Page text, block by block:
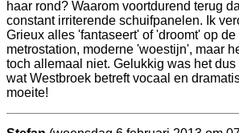
haar rond? Waarom voortdurend terug
constant irriterende schuifpanelen. Ik
Grieux alles 'fantaseert' of 'droomt' op
metrostation, moderne 'woestijn', maar
toch allemaal niet. Gelukkig was het dus
wat Westbroek betreft vocaal en
moeite!